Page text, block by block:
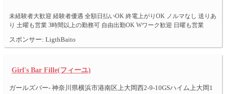
未経験者大歓迎 経験者優遇 全額日払いOK 終電上がりOK ノルマなし 送りあ
り 土曜も営業 3時間以上の勤務可 自由出勤OK Wワーク歓迎 日曜も営業
スポンサー: LigthBaito
Girl's Bar Fille(フィーユ)
ガールズバー- 神奈川県横浜市港南区上大岡西2-9-10GSハイム上大岡1